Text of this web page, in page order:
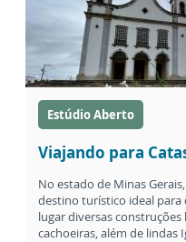
Estúdio Aberto
Viajando para
No estado de Minas
destino turístico ideal
lugar diversas
cachoeiras, além de lindas